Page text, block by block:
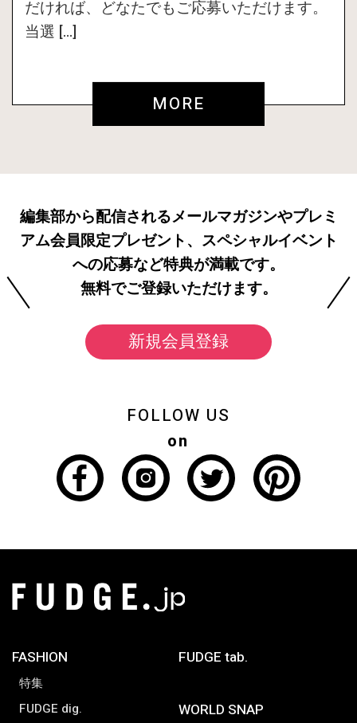
だければ、どなたでもご応募いただけます。
当選 […]
MORE
編集部から配信されるメールマガジンやプレミ
アム会員限定プレゼント、スペシャルイベント
への応募など特典が満載です。
無料でご登録いただけます。
新規会員登録
FOLLOW US
on
FASHION
特集
FUDGE dig.
FUDGE tab.
WORLD SNAP